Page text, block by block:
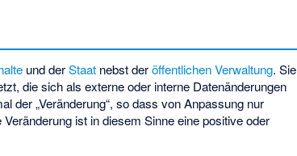
und derStaat nebst deröffentlichen Verwaltung. Sie
die sich als externe oder interne Datenänderungen
der „Veränderung“, so dass von Anpassung nur
Veränderung ist in diesem Sinne eine positive oder